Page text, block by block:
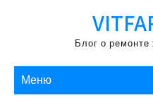
Блог о
Меню